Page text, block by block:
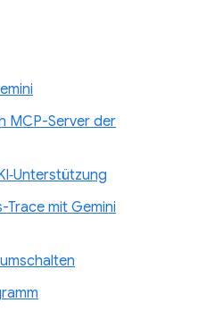
MCP-Server der
mit Gemini